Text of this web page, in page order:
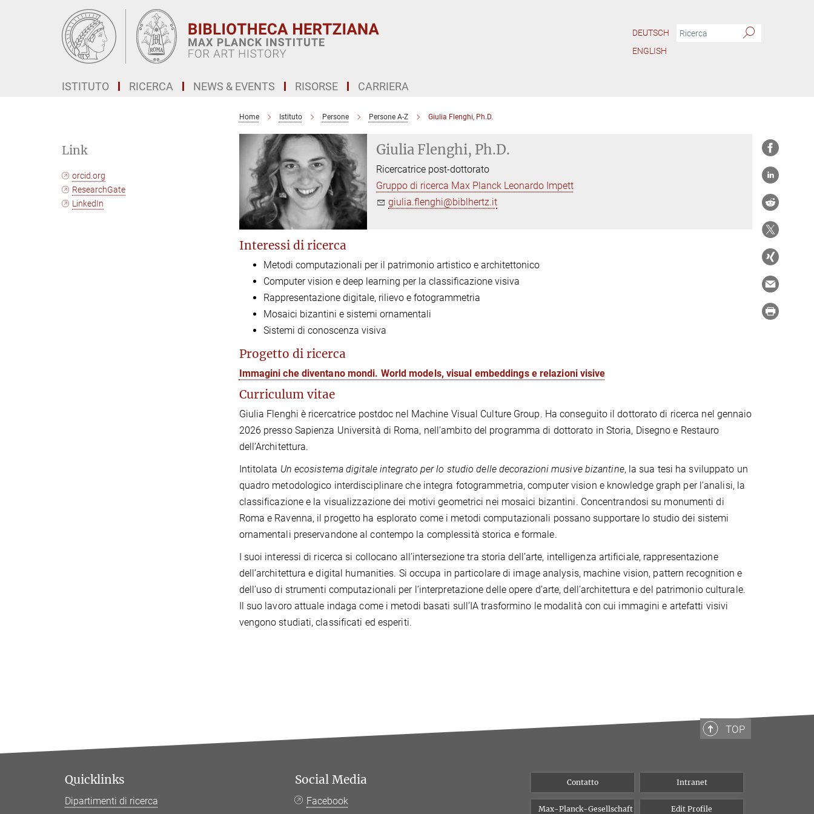
DEUTSCH
ENGLISH
ISTITUTO RICERCA NEWS & EVENTS RISORSE CARRIERA
Home Istituto Persone Persone A-Z Giulia Flenghi, Ph.D.
Giulia Flenghi, Ph.D.
Ricercatrice post-dottorato
Gruppo di ricerca Max Planck Leonardo Impett
giulia.flenghi@biblhertz.it
Interessi di ricerca
Metodi computazionali per il patrimonio artistico e architettonico
Computer vision e deep learning per la classificazione visiva
Rappresentazione digitale, rilievo e fotogrammetria
Mosaici bizantini e sistemi ornamentali
Sistemi di conoscenza visiva
Progetto di ricerca
Immagini che diventano mondi. World models, visual embeddings e relazioni visive
Curriculum vitae
Giulia Flenghi è ricercatrice postdoc nel Machine Visual Culture Group. Ha conseguito il dottorato di ricerca nel gennaio
2026 presso Sapienza Università di Roma, nell’ambito del programma di dottorato in Storia, Disegno e Restauro
dell’Architettura.
Intitolata Un ecosistema digitale integrato per lo studio delle decorazioni musive bizantine, la sua tesi ha sviluppato un
quadro metodologico interdisciplinare che integra fotogrammetria, computer vision e knowledge graph per l’analisi, la
classificazione e la visualizzazione dei motivi geometrici nei mosaici bizantini. Concentrandosi su monumenti di
Roma e Ravenna, il progetto ha esplorato come i metodi computazionali possano supportare lo studio dei sistemi
ornamentali preservandone al contempo la complessità storica e formale.
I suoi interessi di ricerca si collocano all’intersezione tra storia dell’arte, intelligenza artificiale, rappresentazione
dell’architettura e digital humanities. Si occupa in particolare di image analysis, machine vision, pattern recognition e
dell’uso di strumenti computazionali per l’interpretazione delle opere d’arte, dell’architettura e del patrimonio culturale.
Il suo lavoro attuale indaga come i metodi basati sull’IA trasformino le modalità con cui immagini e artefatti visivi
vengono studiati, classificati ed esperiti.
Link
orcid.org
ResearchGate
LinkedIn
TOP
Quicklinks
Dipartimenti di ricerca
Social Media
Facebook
Contatto Intranet
Max-Planck-Gesellschaft Edit Profile